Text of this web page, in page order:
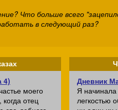
Что больше всего
в следующий раз?
4)
моего
отец
Дневник
Я начинала
легкостью